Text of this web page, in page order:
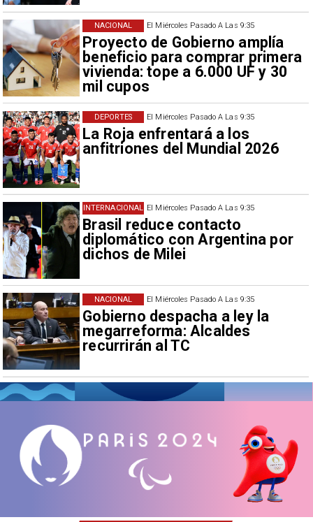
El Miércoles Pasado A Las 9:35
Proyecto de Gobierno amplía
beneficio para comprar primera
vivienda: tope a 6.000 UF y 30
mil cupos
NACIONAL
El Miércoles Pasado A Las 9:35
La Roja enfrentará a los
anfitriones del Mundial 2026
DEPORTES
El Miércoles Pasado A Las 9:35
Brasil reduce contacto
diplomático con Argentina por
dichos de Milei
INTERNACIONAL
El Miércoles Pasado A Las 9:35
Gobierno despacha a ley la
megarreforma: Alcaldes
recurrirán al TC
NACIONAL